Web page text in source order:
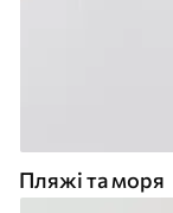
Пляжі та моря